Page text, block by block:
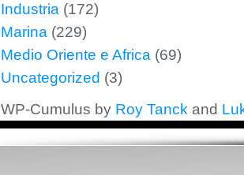
Industria (172)
Marina (229)
Medio Oriente e Africa (69)
Uncategorized (3)
WP-Cumulus by Roy Tanck and